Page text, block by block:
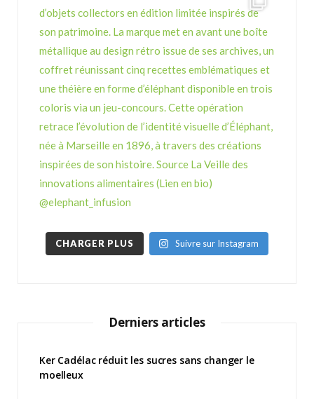
CHARGER PLUS Suivre sur Instagram
Derniers articles
Ker Cadélac réduit les sucres sans changer le
moelleux